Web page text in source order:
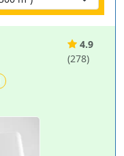
4.9
(278)